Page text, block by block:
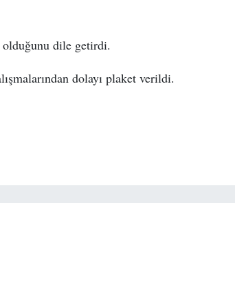
dile getirdi.
dolayı plaket verildi.